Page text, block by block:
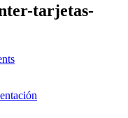
tarjetas-